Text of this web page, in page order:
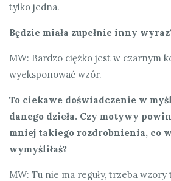
tylko jedna.
Będzie miała zupełnie inny
MW: Bardzo ciężko jest w czarnym
wyeksponować wzór.
To ciekawe doświadczenie w
danego dzieła. Czy motywy
mniej takiego rozdrobnienia, co
wymyśliłaś?
MW: Tu nie ma reguły, trzeba wzory